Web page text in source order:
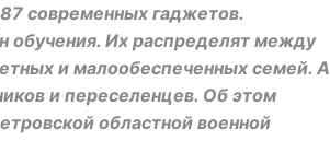
современных гаджетов.
обучения. Их распределят между
и малообеспеченных семей. А
и переселенцев. Об этом
областной военной